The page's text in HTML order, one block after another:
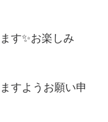
す✨お楽しみ
すようお願い申